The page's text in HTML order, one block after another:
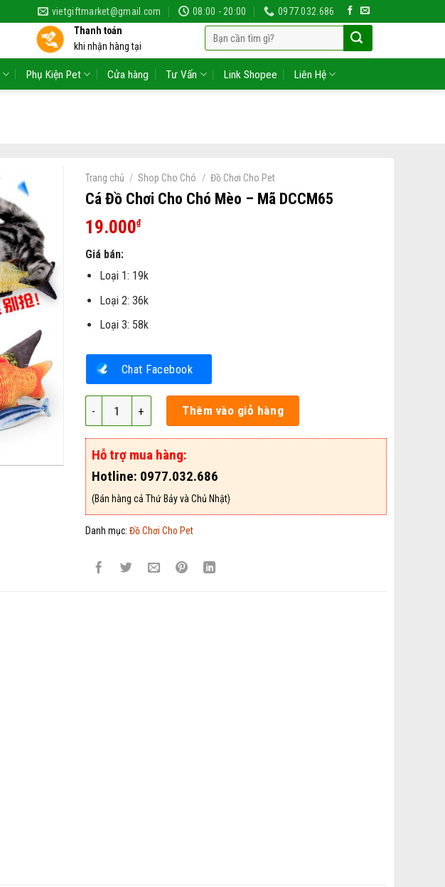
vietgiftmarket@gmail.com 08:00 - 20:00
0977.032.686
Thanh toán
khi nhận hàng tại
Tìm
kiếm:
Phụ Kiện Pet Cửa hàng Tư Vấn Link Shopee Liên Hệ
Trang chủ / Shop Cho Chó / Đồ Chơi Cho Pet
Cá Đồ Chơi Cho Chó Mèo – Mã DCCM65
19.000₫
Giá bán:
Loại 1: 19k
Loại 2: 36k
Loại 3: 58k
Chat Facebook
Cá Đồ Chơi Cho Chó Mèo - Mã DCCM65 số lượng
Thêm vào giỏ hàng
Hỗ trợ mua hàng:
Hotline: 0977.032.686
(Bán hàng cả Thứ Bảy và Chủ Nhật)
Danh mục: Đồ Chơi Cho Pet